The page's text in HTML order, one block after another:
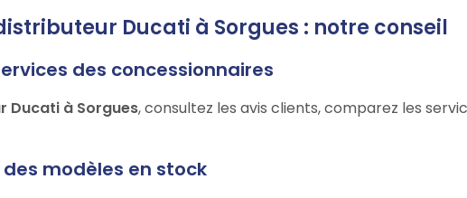
Ducati à Sorgues : notre conseil
des concessionnaires
Ducati à Sorgues, consultez les avis clients, comparez les
modèles en stock